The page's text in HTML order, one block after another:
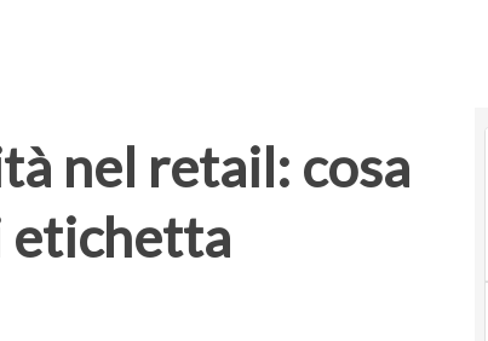
nel retail: cosa
etichetta